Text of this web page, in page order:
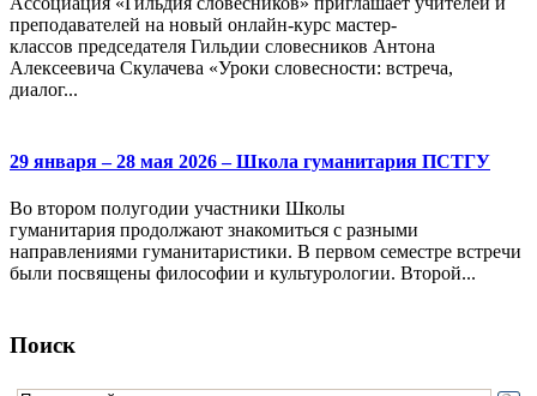
преподавателей на новый онлайн-курс мастер-
классов председателя Гильдии словесников Антона
Алексеевича Скулачева «Уроки словесности: встреча,
диалог...
29 января – 28 мая 2026 – Школа гуманитария ПСТГУ
Во втором полугодии участники Школы
гуманитария продолжают знакомиться с разными
направлениями гуманитаристики. В первом семестре встречи
были посвящены философии и культурологии. Второй...
Поиск